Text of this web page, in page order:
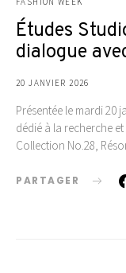
Études
dialogue
20 JANVIER 2026
Présentée le mardi 20
dédié à la recherche
Collection No.28,
PARTAGER